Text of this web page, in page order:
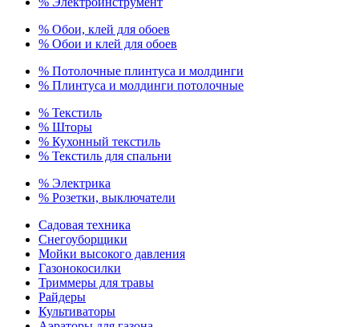
% Обои, клей для обоев
% Обои и клей для обоев
% Потолочные плинтуса и молдинги
% Плинтуса и молдинги потолочные
% Текстиль
% Шторы
% Кухонный текстиль
% Текстиль для спальни
% Электрика
% Розетки, выключатели
Садовая техника
Снегоуборщики
Мойки высокого давления
Газонокосилки
Триммеры для травы
Райдеры
Культиваторы